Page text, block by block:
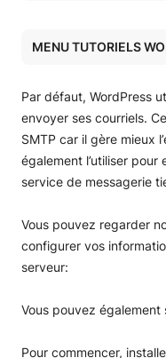
Comment configurer
MENU TUTORIELS
Tutoriels WordPress
Tutoriels WordPress
Installer WordPress
Transférer
SiteGround Central
Par défaut, WordPress
envoyer ses courriels.
SMTP car il gère mieux
également l’utiliser pour
service de messagerie
Vous pouvez regarder
configurer vos
serveur:
Vous pouvez également
Pour commencer,